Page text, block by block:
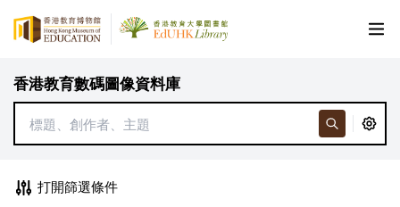
香港教育數碼圖像資料庫
打開篩選條件